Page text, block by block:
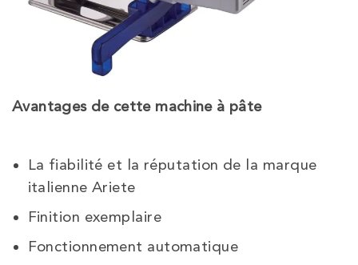
Avantages de cette machine à pâte
La fiabilité et la réputation de la marque
italienne Ariete
Finition exemplaire
Fonctionnement automatique